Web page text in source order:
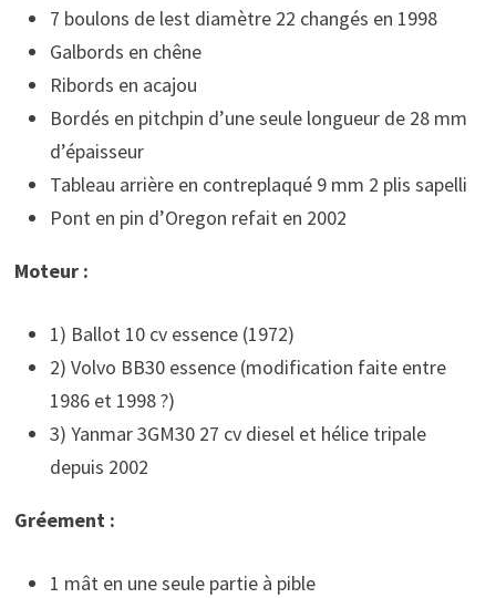
7 boulons de lest diamètre 22 changés en 1998
Galbords en chêne
Ribords en acajou
Bordés en pitchpin d’une seule longueur de 28 mm
d’épaisseur
Tableau arrière en contreplaqué 9 mm 2 plis sapelli
Pont en pin d’Oregon refait en 2002
Moteur :
1) Ballot 10 cv essence (1972)
2) Volvo BB30 essence (modification faite entre
1986 et 1998 ?)
3) Yanmar 3GM30 27 cv diesel et hélice tripale
depuis 2002
Gréement :
1 mât en une seule partie à pible